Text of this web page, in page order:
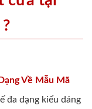
Về Mẫu Mã
đa dạng kiểu dáng